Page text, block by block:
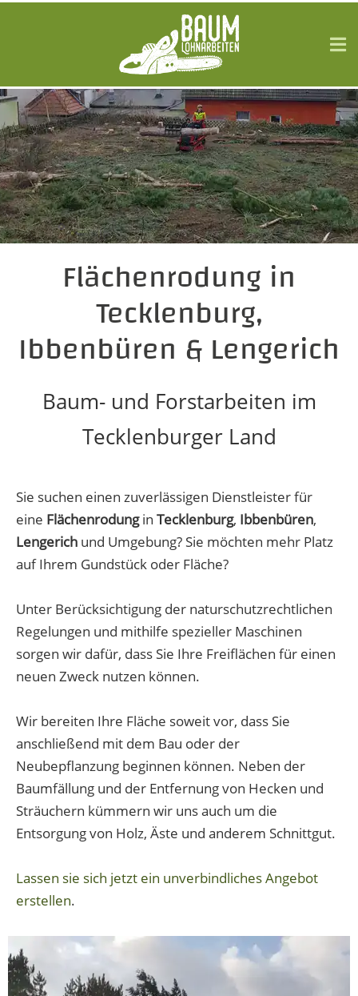
Flächenrodung in
Tecklenburg,
Ibbenbüren & Lengerich
Baum- und Forstarbeiten im
Tecklenburger Land
Sie suchen einen zuverlässigen Dienstleister für
eine Flächenrodungin Tecklenburg, Ibbenbüren,
Lengerich und Umgebung? Sie möchten mehr Platz
auf Ihrem Gundstück oder Fläche?
Unter Berücksichtigung der naturschutzrechtlichen
Regelungen und mithilfe spezieller Maschinen
sorgen wir dafür, dass Sie Ihre Freiflächen für einen
neuen Zweck nutzen können.
Wir bereiten Ihre Fläche soweit vor, dass Sie
anschließend mit dem Bau oder der
Neubepflanzung beginnen können. Neben der
Baumfällung und der Entfernung von Hecken und
Sträuchern kümmern wir uns auch um die
Entsorgung von Holz, Äste und anderem Schnittgut.
Lassen sie sich jetzt ein unverbindliches Angebot
erstellen.